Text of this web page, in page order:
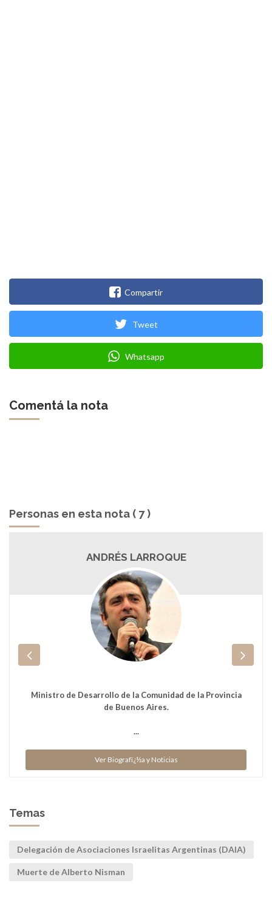
Compartir
Tweet
Whatsapp
Comentá la nota
Personas en esta nota ( 7 )
ANDRÉS LARROQUE
Ministro de Desarrollo de la Comunidad de la Provincia
de Buenos Aires.
...
Ver Biografï¿½a y Noticias
Temas
Delegación de Asociaciones Israelitas Argentinas (DAIA)
Muerte de Alberto Nisman